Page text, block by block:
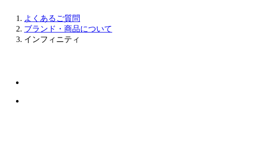
よくあるご質問
ブランド・商品について
インフィニティ